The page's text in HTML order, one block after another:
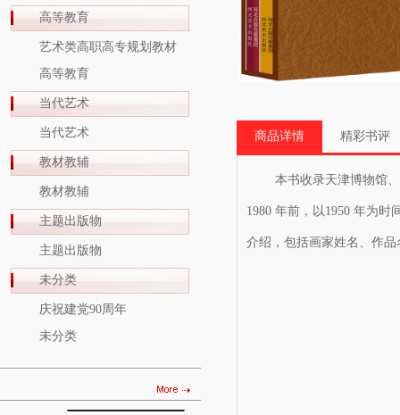
高等教育
艺术类高职高专规划教材
高等教育
当代艺术
当代艺术
教材教辅
教材教辅
主题出版物
主题出版物
未分类
庆祝建党90周年
未分类
商品详情 精彩书评
本书收录天津博物馆、天
1980 年前，以1950 年为
介绍，包括画家姓名、作